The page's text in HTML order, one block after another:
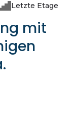
Letzte Etage
mit